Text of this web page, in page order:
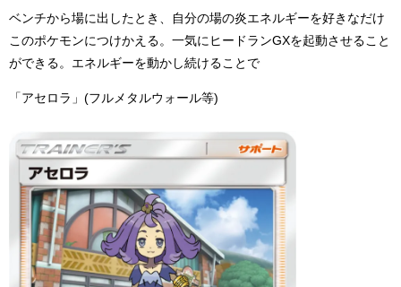
ベンチから場に出したとき、自分の場の炎エネルギーを好きなだけ
このポケモンにつけかえる。一気にヒードランGXを起動させること
ができる。エネルギーを動かし続けることで
「アセロラ」(フルメタルウォール等)